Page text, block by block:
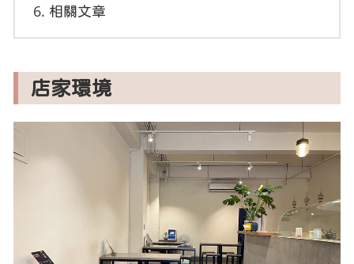
相關文章
店家環境